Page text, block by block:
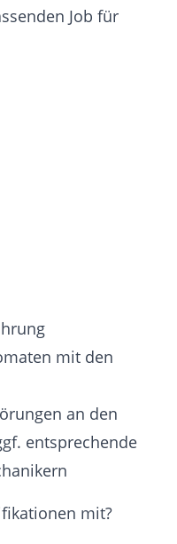
Job für
mit den
an den
entsprechende
mit?